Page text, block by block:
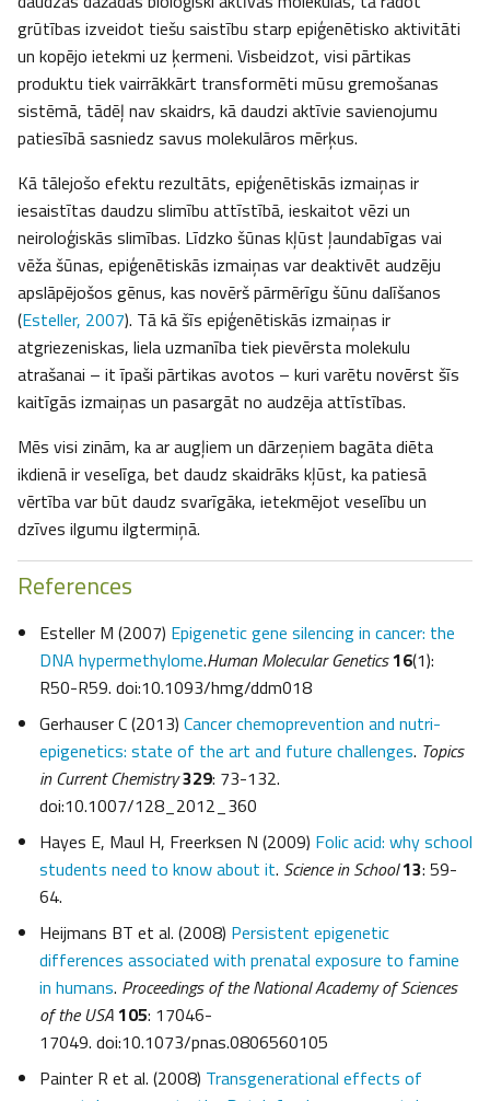
grūtības izveidot tiešu saistību starp epiģenētisko aktivitāti
un kopējo ietekmi uz ķermeni. Visbeidzot, visi pārtikas
produktu tiek vairrākkārt transformēti mūsu gremošanas
sistēmā, tādēļ nav skaidrs, kā daudzi aktīvie savienojumu
patiesībā sasniedz savus molekulāros mērķus.
Kā tālejošo efektu rezultāts, epiģenētiskās izmaiņas ir
iesaistītas daudzu slimību attīstībā, ieskaitot vēzi un
neiroloģiskās slimības. Līdzko šūnas kļūst ļaundabīgas vai
vēža šūnas, epiģenētiskās izmaiņas var deaktivēt audzēju
apslāpējošos gēnus, kas novērš pārmērīgu šūnu dalīšanos
(Esteller, 2007). Tā kā šīs epiģenētiskās izmaiņas ir
atgriezeniskas, liela uzmanība tiek pievērsta molekulu
atrašanai – it īpaši pārtikas avotos – kuri varētu novērst šīs
kaitīgās izmaiņas un pasargāt no audzēja attīstības.
Mēs visi zinām, ka ar augļiem un dārzeņiem bagāta diēta
ikdienā ir veselīga, bet daudz skaidrāks kļūst, ka patiesā
vērtība var būt daudz svarīgāka, ietekmējot veselību un
dzīves ilgumu ilgtermiņā.
References
Esteller M (2007) Epigenetic gene silencing in cancer: the
DNA hypermethylome.Human Molecular Genetics16(1):
R50-R59. doi:10.1093/hmg/ddm018
Gerhauser C (2013) Cancer chemoprevention and nutri-
epigenetics: state of the art and future challenges. Topics
in Current Chemistry329: 73-132.
doi:10.1007/128_2012_360
Hayes E, Maul H, Freerksen N (2009) Folic acid: why school
students need to know about it. Science in School13: 59-
64.
Heijmans BT et al. (2008) Persistent epigenetic
differences associated with prenatal exposure to famine
in humans. Proceedings of the National Academy of Sciences
of the USA105: 17046-
17049. doi:10.1073/pnas.0806560105
Painter R et al. (2008) Transgenerational effects of